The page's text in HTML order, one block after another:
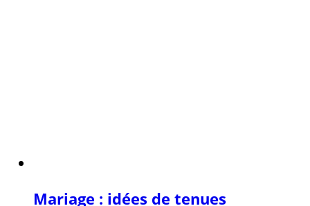
Mariage : idées de tenues